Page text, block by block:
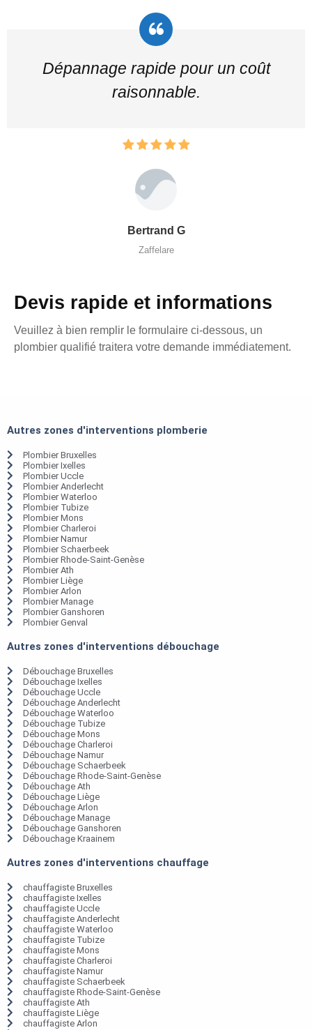
Dépannage rapide pour un coût
raisonnable.
Bertrand G
Zaffelare
Devis rapide et informations
Veuillez à bien remplir le formulaire ci-dessous, un
plombier qualifié traitera votre demande immédiatement.
Autres zones d'interventions plomberie
Plombier Bruxelles
Plombier Ixelles
Plombier Uccle
Plombier Anderlecht
Plombier Waterloo
Plombier Tubize
Plombier Mons
Plombier Charleroi
Plombier Namur
Plombier Schaerbeek
Plombier Rhode-Saint-Genèse
Plombier Ath
Plombier Liège
Plombier Arlon
Plombier Manage
Plombier Ganshoren
Plombier Genval
Autres zones d'interventions débouchage
Débouchage Bruxelles
Débouchage Ixelles
Débouchage Uccle
Débouchage Anderlecht
Débouchage Waterloo
Débouchage Tubize
Débouchage Mons
Débouchage Charleroi
Débouchage Namur
Débouchage Schaerbeek
Débouchage Rhode-Saint-Genèse
Débouchage Ath
Débouchage Liège
Débouchage Arlon
Débouchage Manage
Débouchage Ganshoren
Débouchage Kraainem
Autres zones d'interventions chauffage
chauffagiste Bruxelles
chauffagiste Ixelles
chauffagiste Uccle
chauffagiste Anderlecht
chauffagiste Waterloo
chauffagiste Tubize
chauffagiste Mons
chauffagiste Charleroi
chauffagiste Namur
chauffagiste Schaerbeek
chauffagiste Rhode-Saint-Genèse
chauffagiste Ath
chauffagiste Liège
chauffagiste Arlon